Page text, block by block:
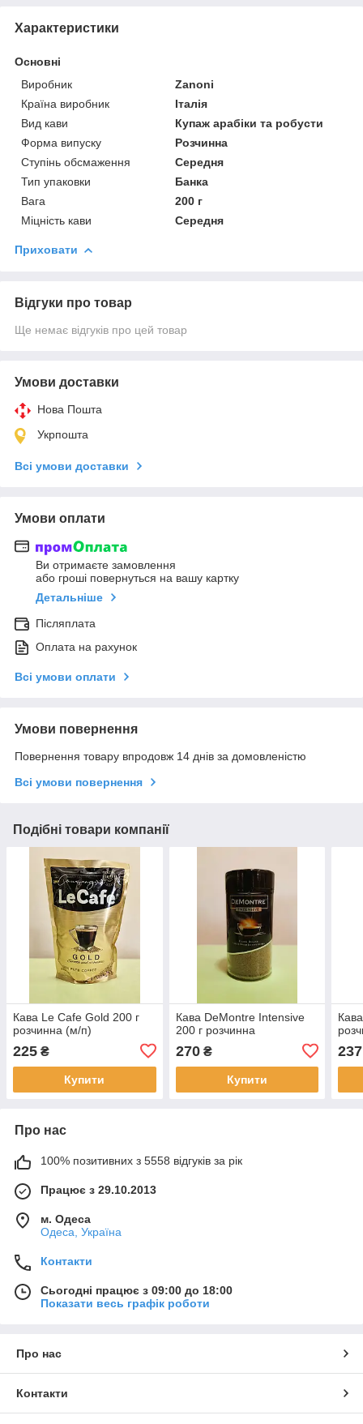
Характеристики
Основні
Виробник
Zanoni
Країна виробник
Італія
Вид кави
Купаж арабіки та робусти
Форма випуску
Розчинна
Ступінь обсмаження
Середня
Тип упаковки
Банка
Вага
200 г
Міцність кави
Середня
Приховати
Відгуки про товар
Ще немає відгуків про цей товар
Умови доставки
Нова Пошта
Укрпошта
Всі умови доставки
Умови оплати
Ви отримаєте замовлення
або гроші повернуться на вашу картку
Детальніше
Післяплата
Оплата на рахунок
Всі умови оплати
Умови повернення
Повернення товару впродовж 14 днів за домовленістю
Всі умови повернення
Подібні товари компанії
Кава Le Cafe Gold 200 г
розчинна (м/п)
225 ₴
Купити
Кава DeMontre Intensive
200 г розчинна
270₴
Купити
237
Про нас
100% позитивних з 5558 відгуків за рік
Працює з 29.10.2013
м. Одеса
Одеса, Україна
Контакти
Сьогодні працює з 09:00 до 18:00
Показати весь графік роботи
Про нас
Контакти